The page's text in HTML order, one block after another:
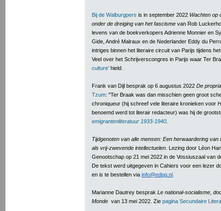
Bij de Walburgpers is in september 2022 Wachten op
onder de dreiging van het fascisme van Rob
levens van de boekverkopers Adrienne Monnier en
Gide, André Malraux en de Nederlander Eddy du
intriges binnen het literaire circuit van Parijs tijdens
Veel over het Schrijverscongres in Parijs waar Ter
culture' hield.
Frank van Dijl besprak op 6 augustus 2022 De
Tzum: "Ter Braak was dan misschien geen groot
chroniqueur (hij schreef vele literaire kronieken voor
benoemd werd tot literair redacteur) was hij de
emigrantenliteratuur 1933-1940
Tijdgenoten van alle mensen: Een herwaardering
als vrij-zwevende intellectuelen . Lezing door Léon
Genootschap op 21 mei 2022 in de Vossiuszaal van
De tekst werd uitgegeven in Cahiers voor een lezer
en is te bestellen via info@edpg.nl
Marianne Dautrey besprak Le national-socialisme,
Monde van 13 mei 2022. Zie pagina Secundaire